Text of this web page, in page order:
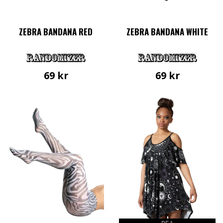
ZEBRA BANDANA RED
69 kr
ZEBRA BANDANA WHITE
69 kr